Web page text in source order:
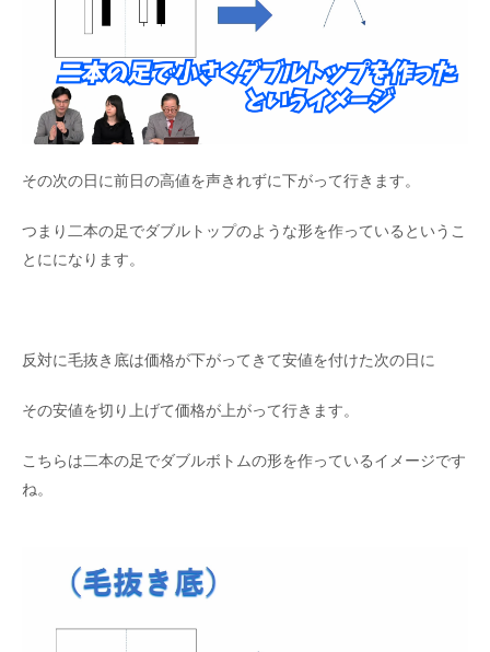
その次の日に前日の高値を声きれずに下がって行きます。
つまり二本の足でダブルトップのような形を作っているというこ
とにになります。
反対に毛抜き底は価格が下がってきて安値を付けた次の日に
その安値を切り上げて価格が上がって行きます。
こちらは二本の足でダブルボトムの形を作っているイメージです
ね。